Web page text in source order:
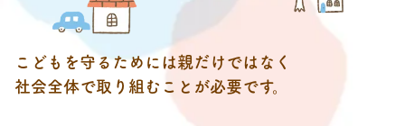
こどもを守るためには親だけではなく
社会全体で取り組むことが必要です。